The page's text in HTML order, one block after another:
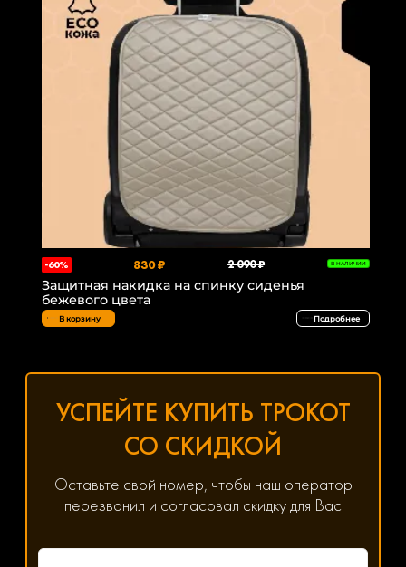
-60% 830 ₽ 2 090 ₽ В НАЛИЧИИ
Защитная накидка на спинку сиденья
бежевого цвета
В корзину Подробнее
УСПЕЙТЕ КУПИТЬ ТРОКОТ
СО СКИДКОЙ
Оставьте свой номер, чтобы наш оператор
перезвонил и согласовал скидку для Вас